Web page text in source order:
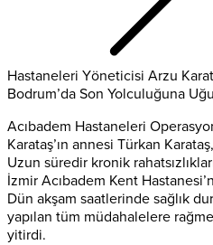
Hastaneleri Yöneticisi Arzu
Bodrum’da Son Yolculuğuna
Acıbadem Hastaneleri
Karataş’ın annesi Türkan
Uzun süredir kronik
İzmir Acıbadem Kent
Dün akşam saatlerinde sağlık
yapılan tüm müdahalelere
yitirdi.